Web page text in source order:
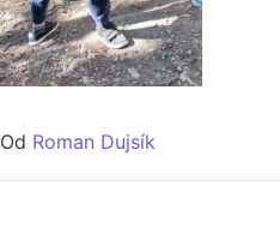
Od Roman Dujsík